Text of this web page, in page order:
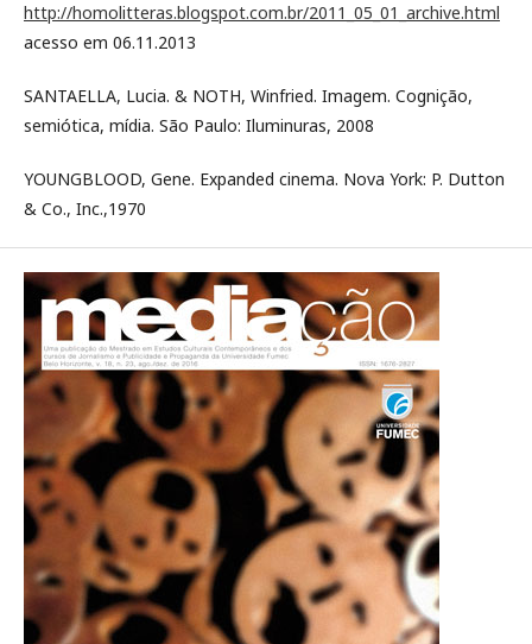
http://homolitteras.blogspot.com.br/2011_05_01_archive.html
acesso em 06.11.2013
SANTAELLA, Lucia. & NOTH, Winfried. Imagem. Cognição,
semiótica, mídia. São Paulo: Iluminuras, 2008
YOUNGBLOOD, Gene. Expanded cinema. Nova York: P. Dutton
& Co., Inc.,1970